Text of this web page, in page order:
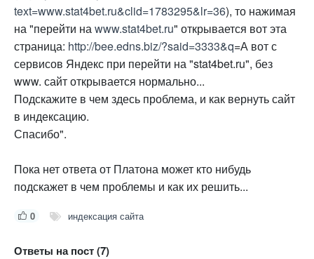
text=www.stat4bet.ru&clid=1783295&lr=36), то нажимая
на "перейти на www.stat4bet.ru" открывается вот эта
страница: http://bee.edns.biz/?said=3333&q=А вот с
сервисов Яндекс при перейти на "stat4bet.ru", без
www. сайт открывается нормально...
Подскажите в чем здесь проблема, и как вернуть сайт
в индексацию.
Спасибо".
Пока нет ответа от Платона может кто нибудь
подскажет в чем проблемы и как их решить...
0 индексация сайта
Ответы на пост (7)